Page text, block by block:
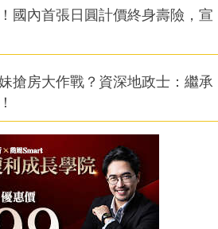
國內首張日圓計價終身壽險，宣
搶房大作戰？資深地政士：繼承